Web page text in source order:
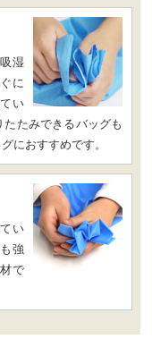
湿
に
い
たみできるバッグも
におすすめです。
い
強
で